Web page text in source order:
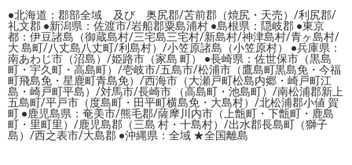
●北海道：郡部全域 及び 奥尻郡/苫前郡（焼尻・天売）/利尻郡/
礼文郡 ●新潟県：佐渡市/岩船郡粟島浦村 ●島根県：隠岐郡 ●東京
都：伊豆諸島（御蔵島村/三宅島三宅村/新島村/神津島村/青ヶ島村/
大 島町/八丈島八丈町/利島村）/小笠原諸島（小笠原村） ●兵庫県：
南あわじ市（沼島）/姫路市（家島 町） ●長崎県：佐世保市（黒島
町・宇久町・高島町）/壱岐市/五島市/松浦市（鷹島町黒島免・今福
町飛島免・星鹿町青島免）/西海市（大瀬戸町松島内郷・崎戸町江
島・崎戸町平島）/対馬市/長崎市 （高島町・池島町）/南松浦郡新上
五島町/平戸市（度島町・田平町横島免・大島村）/北松浦郡小値 賀
町 ●鹿児島県：奄美市/熊毛郡/薩摩川内市（上甑町・下甑町・鹿島
町・里町里）/鹿児島郡（三島 村・十島村）/出水郡長島町（獅子
島）/西之表市/大島郡 ●沖縄県：全域 ★全国離島